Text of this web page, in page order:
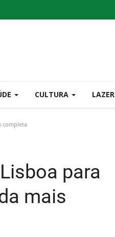
CULTURA LAZER
completa
para
mais